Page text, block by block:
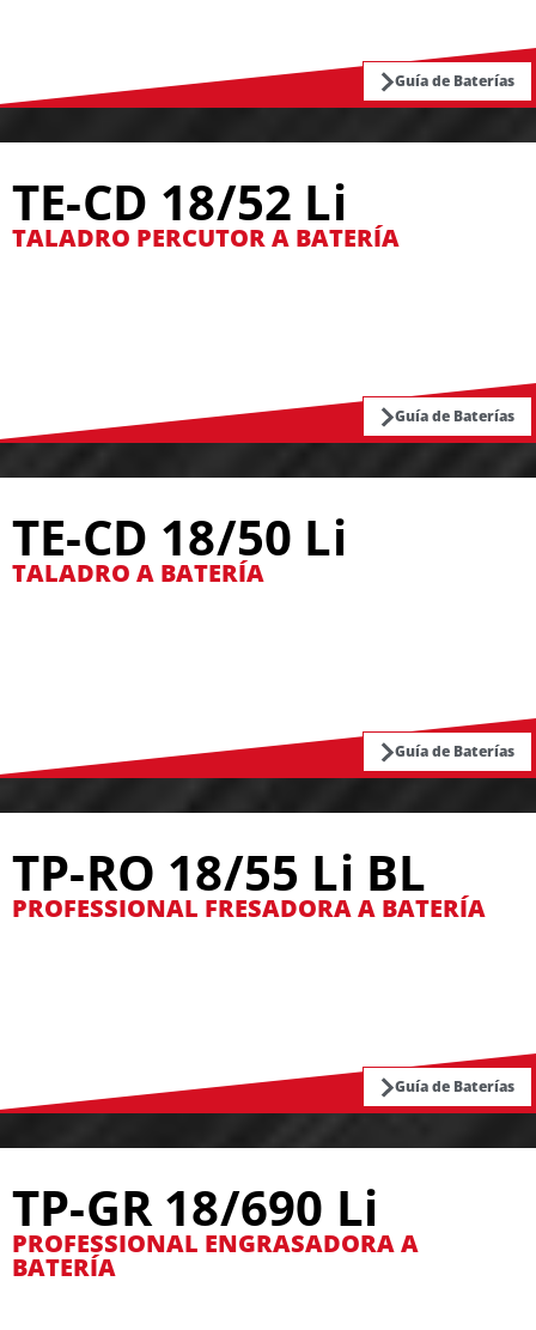
Guía de Baterías
TE-CD 18/52 Li
TALADRO PERCUTOR A BATERÍA
Guía de Baterías
TE-CD 18/50 Li
TALADRO A BATERÍA
Guía de Baterías
TP-RO 18/55 Li BL
PROFESSIONAL FRESADORA A BATERÍA
Guía de Baterías
TP-GR 18/690 Li
PROFESSIONAL ENGRASADORA A
BATERÍA